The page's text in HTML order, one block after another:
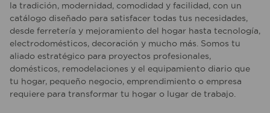
la tradición, modernidad, comodidad y facilidad, con un
catálogo diseñado para satisfacer todas tus necesidades,
desde ferretería y mejoramiento del hogar hasta tecnología,
electrodomésticos, decoración y mucho más. Somos tu
aliado estratégico para proyectos profesionales,
domésticos, remodelaciones y el equipamiento diario que
tu hogar, pequeño negocio, emprendimiento o empresa
requiere para transformar tu hogar o lugar de trabajo.